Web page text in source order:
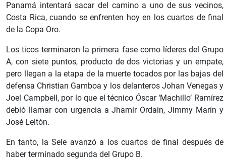
Panamá intentará sacar del camino a uno de sus vecinos,
Costa Rica, cuando se enfrenten hoy en los cuartos de final
de la Copa Oro.
Los ticos terminaron la primera fase como líderes del Grupo
A, con siete puntos, producto de dos victorias y un empate,
pero llegan a la etapa de la muerte tocados por las bajas del
defensa Christian Gamboa y los delanteros Johan Venegas y
Joel Campbell, por lo que el técnico Óscar ‘Machillo’ Ramírez
debió llamar con urgencia a Jhamir Ordain, Jimmy Marín y
José Leitón.
En tanto, la Sele avanzó a los cuartos de final después de
haber terminado segunda del Grupo B.